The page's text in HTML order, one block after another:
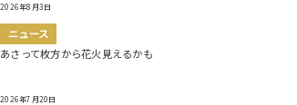
2026年8月3日
ニュース
あさって枚方から花火見えるかも
2026年7月20日